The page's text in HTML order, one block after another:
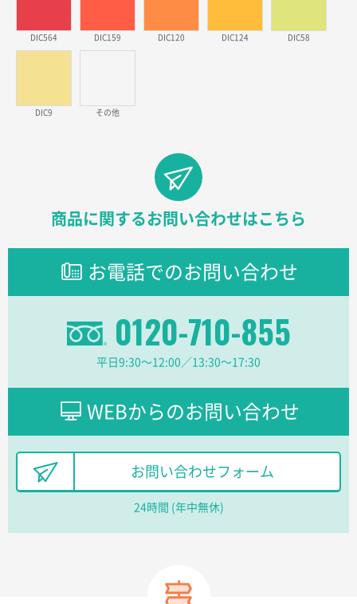
ラミネート紙袋 規格L1サイズ(A4対応)
柔軟かつスピーディーに対応してくれたため
東京都のお客様
分かりやすく、予算に近かったため
【オーダー商品】特別ご注文ページ041枚
レスタスさんでは以前、自社封筒を製作していただき
ました早く、安く、丁寧につくられているので安心し
てお願いできます。
陶器マグストレートラウンドリップ
100枚
DIC564 DIC159 DIC120 DIC124 DIC58
DIC9 その他
商品に関するお問い合わせはこちら
お電話でのお問い合わせ
0120-710-855
平日9:30〜12:00／13:30〜17:30
WEBからのお問い合わせ
お問い合わせフォーム
24時間 (年中無休)